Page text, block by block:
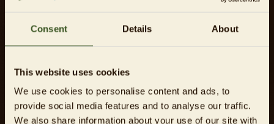
Consent Details About
This website uses cookies
We use cookies to personalise content and ads, to
provide social media features and to analyse our traffic.
We also share information about your use of our site with
An den Berghängen der Nebelwälder klettern Kleine
Pandas hoch über den Köpfen der Schopfhirsche durch das